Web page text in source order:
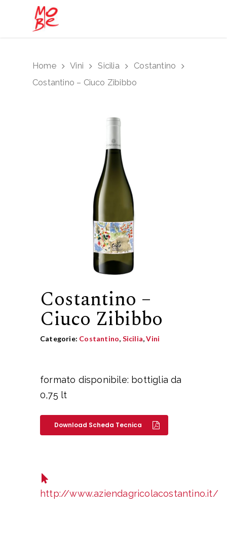
Hit enter to search or ESC to close
Home Vini Sicilia
Costantino
Costantino – Ciuco Zibibbo
Costantino –
Ciuco Zibibbo
Categorie: Costantino, Sicilia,Vini
formato disponibile: bottiglia da
0,75 lt
Download Scheda Tecnica
http://www.aziendagricolacostantino.it/